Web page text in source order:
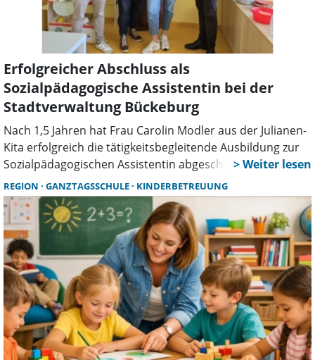
Erfolgreicher Abschluss als
Sozialpädagogische Assistentin bei der
Stadtverwaltung Bückeburg
Nach 1,5 Jahren hat Frau Carolin Modler aus der Julianen-
Kita erfolgreich die tätigkeitsbegleitende Ausbildung zur
Sozialpädagogischen Assistentin abgeschlossen. Diese
Ausbildung umfasst neben dem schulischen Teil an den
Berufsbildenden Schulen Rinteln auch die praktische
Ausbildung in der Kindertagesstätte.
REGION GANZTAGSSCHULE KINDERBETREUUNG